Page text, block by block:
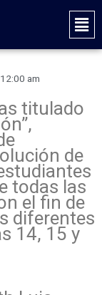
Main
12:00 am
titulado
de
todas las
el fin de
diferentes
14, 15 y